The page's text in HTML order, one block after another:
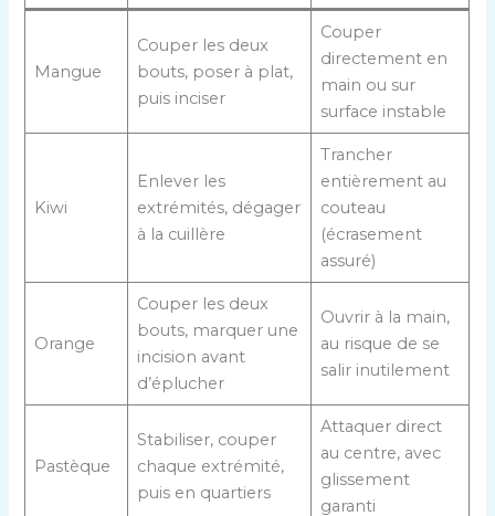
Mangue
Couper les deux
bouts, poser à plat,
puis inciser
Couper
directement en
main ou sur
surface instable
Kiwi
Enlever les
extrémités, dégager
à la cuillère
Trancher
entièrement au
couteau
(écrasement
assuré)
Orange
Couper les deux
bouts, marquer une
incision avant
d’éplucher
Ouvrir à la main,
au risque de se
salir inutilement
Pastèque
Stabiliser, couper
chaque extrémité,
puis en quartiers
Attaquer direct
au centre, avec
glissement
garanti